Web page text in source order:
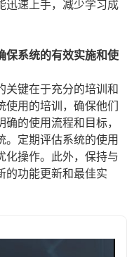
迅速上手，减少学习成
保系统的有效实施和使
关键在于充分的培训和
使用的培训，确保他们
的使用流程和目标，
。定期评估系统的使用
化操作。此外，保持与
的功能更新和最佳实